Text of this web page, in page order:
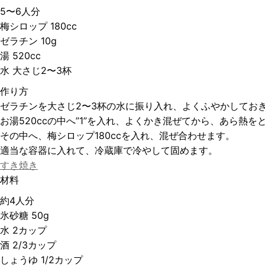
5〜6人分
梅シロップ 180cc
ゼラチン 10g
湯 520cc
水 大さじ2〜3杯
作り方
ゼラチンを大さじ2〜3杯の水に振り入れ、よくふやかしておき
お湯520ccの中へ”1”を入れ、よくかき混ぜてから、あら熱をと
その中へ、梅シロップ180ccを入れ、混ぜ合わせます。
適当な容器に入れて、冷蔵庫で冷やして固めます。
すき焼き
材料
約4人分
氷砂糖 50g
水 2カップ
酒 2/3カップ
しょうゆ 1/2カップ